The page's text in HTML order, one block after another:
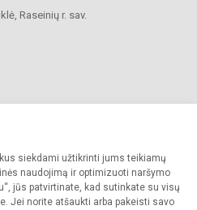
siekdami užtikrinti jums teikiamų
naudojimą ir optimizuoti naršymo
jūs patvirtinate, kad sutinkate su visų
Jei norite atšaukti arba pakeisti savo
Raseinių r. sav.
sutikimo griežtai draudžiama.
Slapukų valdymas